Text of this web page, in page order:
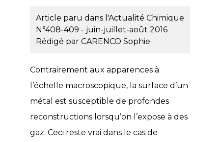
Article paru dans l'Actualité Chimique
N°408-409 - juin-juillet-août 2016
Rédigé par CARENCO Sophie
Contrairement aux apparences à
l’échelle macroscopique, la surface d’un
métal est susceptible de profondes
reconstructions lorsqu’on l’expose à des
gaz. Ceci reste vrai dans le cas de